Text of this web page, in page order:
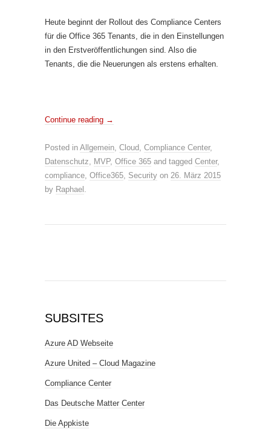
Heute beginnt der Rollout des Compliance Centers
für die Office 365 Tenants, die in den Einstellungen
in den Erstveröffentlichungen sind. Also die
Tenants, die die Neuerungen als erstens erhalten.
Continue reading →
Posted in Allgemein, Cloud, Compliance Center,
Datenschutz, MVP, Office 365 and tagged Center,
compliance, Office365, Security on 26. März 2015
by Raphael .
SUBSITES
Azure AD Webseite
Azure United – Cloud Magazine
Compliance Center
Das Deutsche Matter Center
Die Appkiste